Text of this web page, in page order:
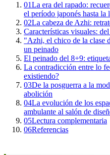
01La era del rapado:
el período japonés hasta la
02La cabeza de Azhi:
Características visuales:
"Azhi, el chico de la clase
un peinado
El peinado del 8+9:
La contradicción entre lo
existiendo?
03De la posguerra a la
abolición
04La evolución de los
ambulante al salón de
05Lectura complementaria
06Referencias